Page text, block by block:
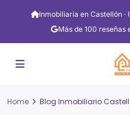
Inmobiliaria en Castellón ·
Más de 100 reseñas
Home Blog Inmobiliario